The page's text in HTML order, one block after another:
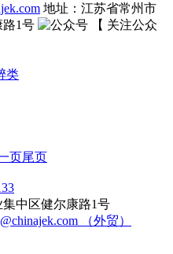
地址：江苏省常州市
1号
【 关注公众
类
页尾页
中区健尔康路1号
（外贸）